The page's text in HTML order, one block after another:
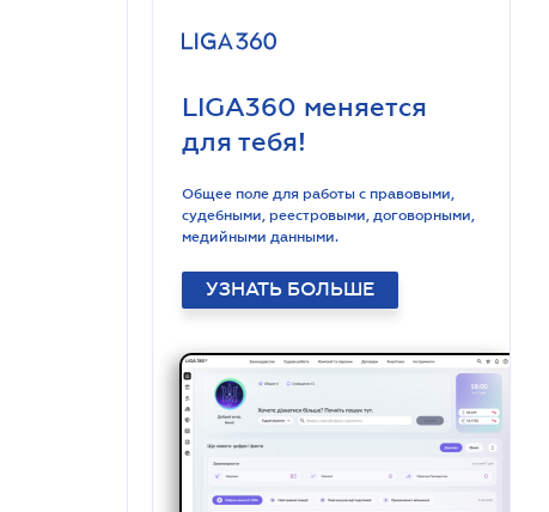
LIGA360 меняется
для тебя!
Общее поле для работы с правовыми,
судебными, реестровыми, договорными,
медийными данными.
УЗНАТЬ БОЛЬШЕ